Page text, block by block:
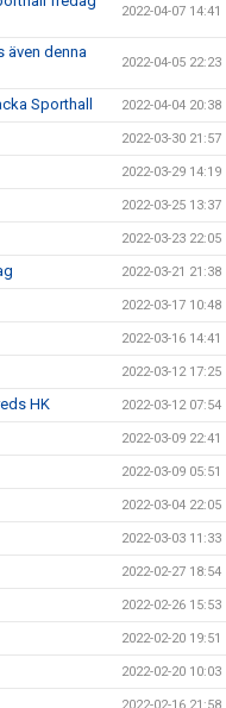
2022-04-07 14:41
även denna
2022-04-05 22:23
Sporthall 2022-04-04 20:38
2022-03-30 21:57
2022-03-29 14:19
2022-03-25 13:37
2022-03-23 22:05
2022-03-21 21:38
2022-03-17 10:48
2022-03-16 14:41
2022-03-12 17:25
HK 2022-03-12 07:54
2022-03-09 22:41
2022-03-09 05:51
2022-03-04 22:05
2022-03-03 11:33
2022-02-27 18:54
2022-02-26 15:53
2022-02-20 19:51
2022-02-20 10:03
2022-02-16 21:58